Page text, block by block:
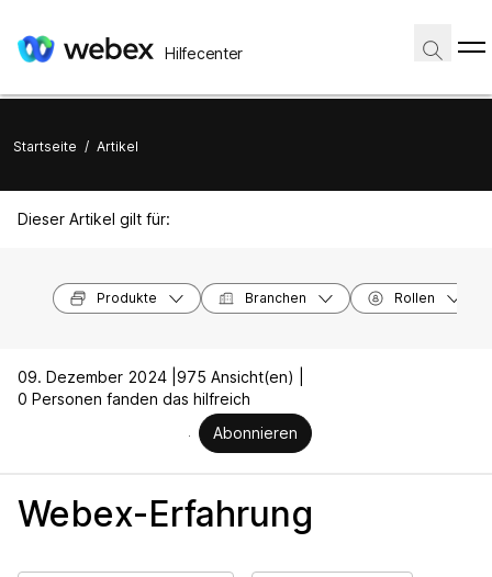
Hilfecenter
Startseite / Artikel
Dieser Artikel gilt für:
Produkte Branchen Rollen
09. Dezember 2024 | 975 Ansicht(en) |
0 Personen fanden das hilfreich
Abonnieren
Webex-Erfahrung